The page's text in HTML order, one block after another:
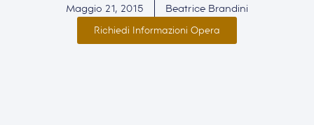
Maggio 21, 2015 Beatrice Brandini
Richiedi Informazioni Opera